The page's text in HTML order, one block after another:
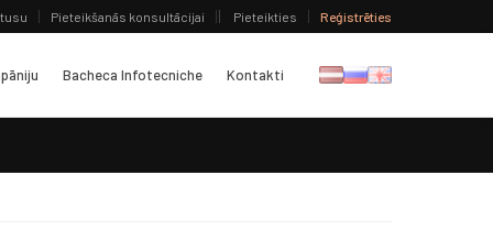
Pieteikšanās konsultācijai Pieteikties Reģistrēties
Bacheca Infotecniche Kontakti